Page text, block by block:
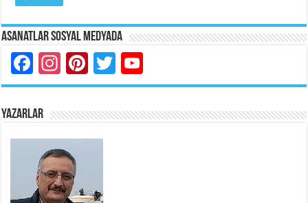
Asanatlar Sosyal Medyada
Facebook
Instagram
Pinterest
Twitter
YAZARLAR